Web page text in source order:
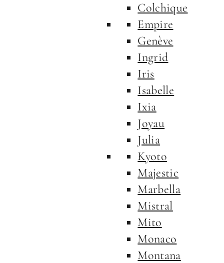
Colchique
Empire
Genève
Ingrid
Iris
Isabelle
Ixia
Joyau
Julia
Kyoto
Majestic
Marbella
Mistral
Mito
Monaco
Montana